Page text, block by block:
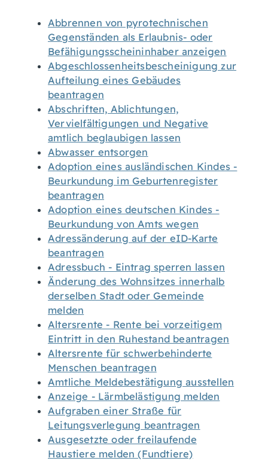
Abbrennen von pyrotechnischen
Gegenständen als Erlaubnis- oder
Befähigungsscheininhaber anzeigen
Abgeschlossenheitsbescheinigung zur
Aufteilung eines Gebäudes
beantragen
Abschriften, Ablichtungen,
Vervielfältigungen und Negative
amtlich beglaubigen lassen
Abwasser entsorgen
Adoption eines ausländischen Kindes -
Beurkundung im Geburtenregister
beantragen
Adoption eines deutschen Kindes -
Beurkundung von Amts wegen
Adressänderung auf der eID-Karte
beantragen
Adressbuch - Eintrag sperren lassen
Änderung des Wohnsitzes innerhalb
derselben Stadt oder Gemeinde
melden
Altersrente - Rente bei vorzeitigem
Eintritt in den Ruhestand beantragen
Altersrente für schwerbehinderte
Menschen beantragen
Amtliche Meldebestätigung ausstellen
Anzeige - Lärmbelästigung melden
Aufgraben einer Straße für
Leitungsverlegung beantragen
Ausgesetzte oder freilaufende
Haustiere melden (Fundtiere)